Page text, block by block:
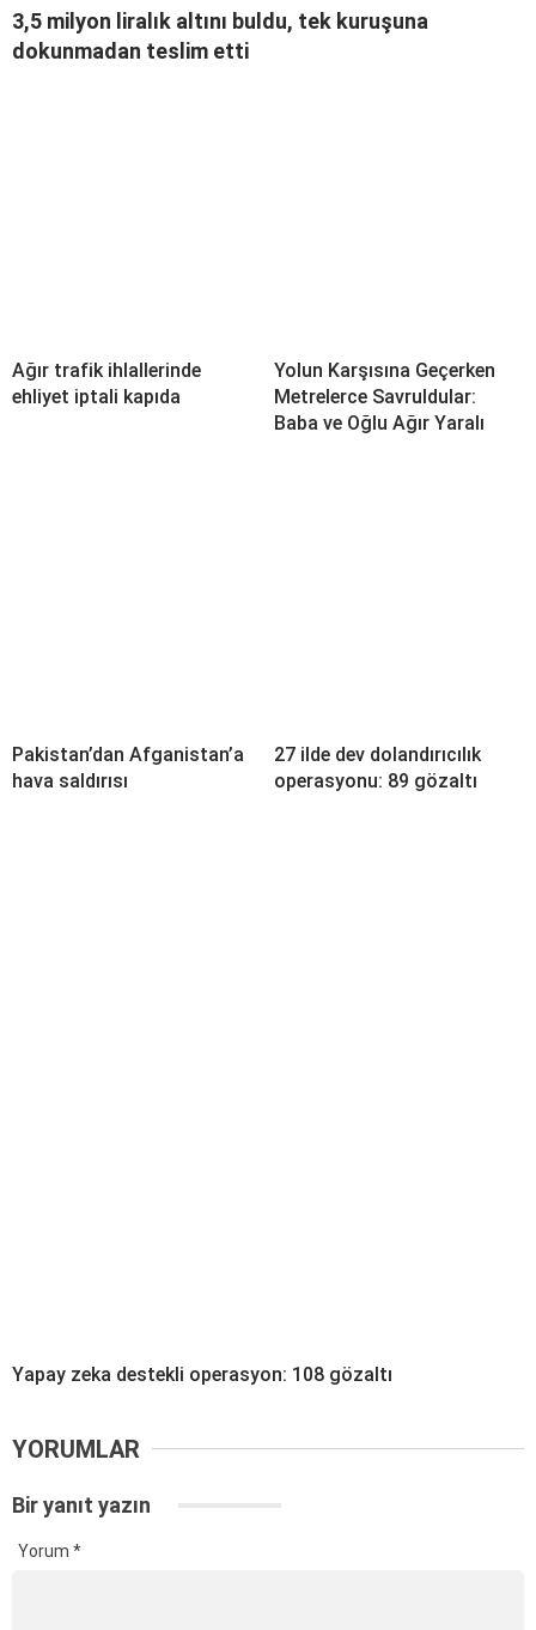
3,5 milyon liralık altını buldu, tek kuruşuna
dokunmadan teslim etti
Ağır trafik ihlallerinde
ehliyet iptali kapıda
Yolun Karşısına Geçerken
Metrelerce Savruldular:
Baba ve Oğlu Ağır Yaralı
Pakistan’dan Afganistan’a
hava saldırısı
27 ilde dev dolandırıcılık
operasyonu: 89 gözaltı
Yapay zeka destekli operasyon: 108 gözaltı
YORUMLAR
Bir yanıt yazın
Yorum *